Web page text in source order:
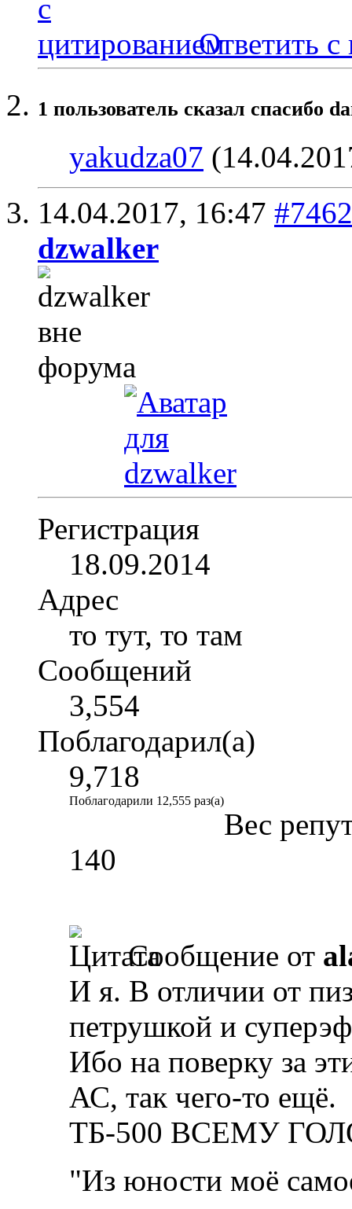
Ответить с
1 пользователь сказал cпасибо
yakudza07
14.04.2017, 16:47 #7462
dzwalker
Регистрация
18.09.2014
Адрес
то тут, то там
Сообщений
3,554
Поблагодарил(а)
9,718
Поблагодарили 12,555 раз(а)
Вес
140
Сообщение от
И я. В отличии от
петрушкой и
Ибо на поверку за
АС, так чего-то ещё.
ТБ-500 ВСЕМУ
"Из юности моё